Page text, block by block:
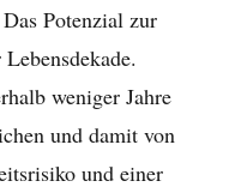
Potenzial zur
weniger Jahre
und damit von
und einer